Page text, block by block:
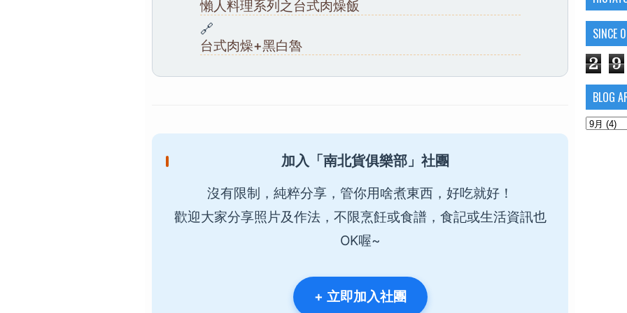
懶人料理系列之台式肉燥飯
🔗
台式肉燥+黑白魯
加入「南北貨俱樂部」社團
沒有限制，純粹分享，管你用啥煮東西，好吃就好！
歡迎大家分享照片及作法，不限烹飪或食譜，食記或生活資訊也
OK喔~
+ 立即加入社團
SINCE
2 9
BLOG